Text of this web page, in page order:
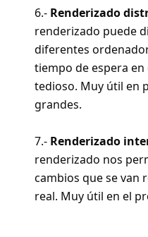
6.- Renderizado
renderizado puede
diferentes
tiempo de espera
tedioso. Muy útil en
grandes.
7.- Renderizado
renderizado nos
cambios que se van
real. Muy útil en el